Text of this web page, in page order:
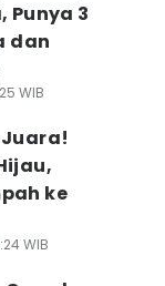
Punya 3
dan
WIB
ke
WIB